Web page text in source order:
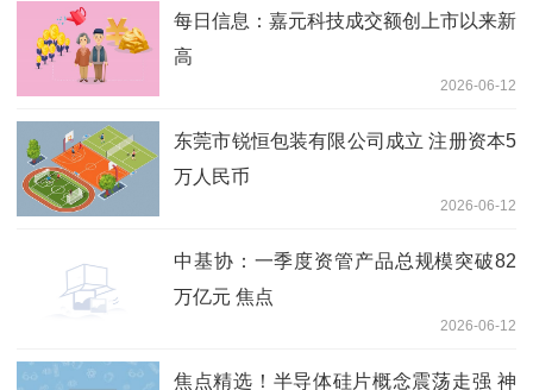
每日信息：嘉元科技成交额创上市以来新
高
2026-06-12
东莞市锐恒包装有限公司成立 注册资本5
万人民币
2026-06-12
中基协：一季度资管产品总规模突破82
万亿元 焦点
2026-06-12
焦点精选！半导体硅片概念震荡走强 神